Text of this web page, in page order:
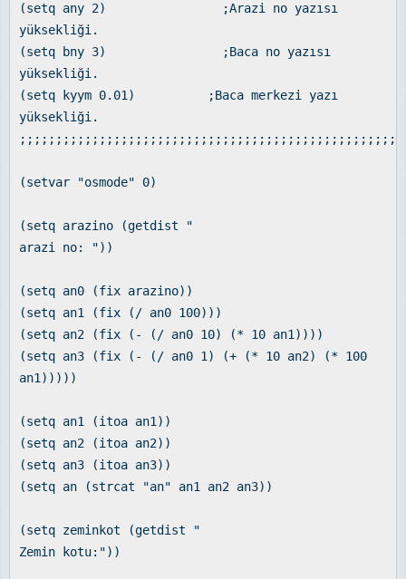
(setq any 2) ;Arazi no yazısı
yüksekliği.
(setq bny 3) ;Baca no yazısı
yüksekliği.
(setq kyym 0.01) ;Baca merkezi yazı
yüksekliği.
(setvar "osmode" 0)
(setq arazino (getdist "
arazi no: "))
(setq an0 (fix arazino))
(setq an1 (fix (/ an0 100)))
(setq an2 (fix (- (/ an0 10) (* 10 an1))))
(setq an3 (fix (- (/ an0 1) (+ (* 10 an2) (* 100
an1)))))
(setq an1 (itoa an1))
(setq an2 (itoa an2))
(setq an3 (itoa an3))
(setq an (strcat "an" an1 an2 an3))
(setq zeminkot (getdist "
Zemin kotu:"))